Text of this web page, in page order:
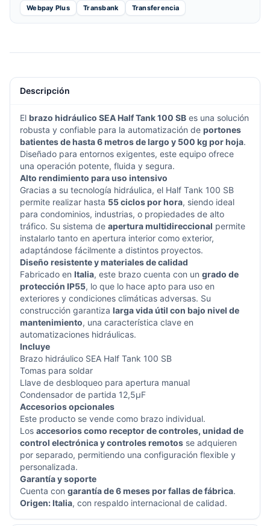
Webpay Plus
Transbank Transferencia
Descripción
El brazo hidráulico SEA Half Tank 100 SB es una solución
robusta y confiable para la automatización de portones
batientes de hasta 6 metros de largo y 500 kg por hoja.
Diseñado para entornos exigentes, este equipo ofrece
una operación potente, fluida y segura.
Alto rendimiento para uso intensivo
Gracias a su tecnología hidráulica, el Half Tank 100 SB
permite realizar hasta 55 ciclos por hora, siendo ideal
para condominios, industrias, o propiedades de alto
tráfico. Su sistema de apertura multidireccional permite
instalarlo tanto en apertura interior como exterior,
adaptándose fácilmente a distintos proyectos.
Diseño resistente y materiales de calidad
Fabricado en Italia, este brazo cuenta con un grado de
protección IP55, lo que lo hace apto para uso en
exteriores y condiciones climáticas adversas. Su
construcción garantiza larga vida útil con bajo nivel de
mantenimiento, una característica clave en
automatizaciones hidráulicas.
Incluye
Brazo hidráulico SEA Half Tank 100 SB
Tomas para soldar
Llave de desbloqueo para apertura manual
Condensador de partida 12,5µF
Accesorios opcionales
Este producto se vende como brazo individual.
Los accesorios como receptor de controles, unidad de
control electrónica y controles remotos se adquieren
por separado, permitiendo una configuración flexible y
personalizada.
Garantía y soporte
Cuenta con garantía de 6 meses por fallas de fábrica.
Origen: Italia, con respaldo internacional de calidad.